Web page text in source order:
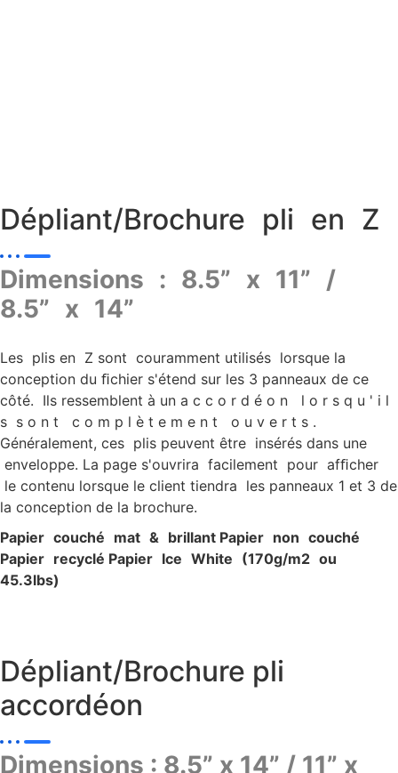
Dépliant/Brochure pli en Z
Dimensions : 8.5” x 11” /
8.5” x 14”
Les plis en Z sont couramment utilisés lorsque la
conception du ﬁchier s'étend sur les 3 panneaux de ce
côté. Ils ressemblent à un a c c o r d é o n l o r s q u ' i l
s s o n t c o m p l è t e m e n t o u v e r t s .
Généralement, ces plis peuvent être insérés dans une
enveloppe. La page s'ouvrira facilement pour afﬁcher
le contenu lorsque le client tiendra les panneaux 1 et 3 de
la conception de la brochure.
Papier couché mat & brillant Papier non couché
Papier recyclé Papier Ice White (170g/m2 ou
45.3lbs)
Dépliant/Brochure pli
accordéon
Dimensions : 8.5” x 14” / 11” x